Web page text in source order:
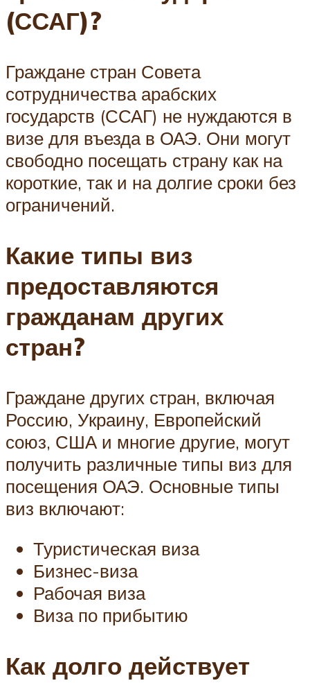
(ССАГ)?
Граждане стран Совета
сотрудничества арабских
государств (ССАГ) не нуждаются в
визе для въезда в ОАЭ. Они могут
свободно посещать страну как на
короткие, так и на долгие сроки без
ограничений.
Какие типы виз
предоставляются
гражданам других
стран?
Граждане других стран, включая
Россию, Украину, Европейский
союз, США и многие другие, могут
получить различные типы виз для
посещения ОАЭ. Основные типы
виз включают:
Туристическая виза
Бизнес-виза
Рабочая виза
Виза по прибытию
Как долго действует